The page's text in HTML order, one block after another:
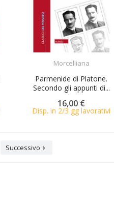
Morcelliana
Parmenide di Platone.
Secondo gli appunti di...
16,00 €
Disp. in 2/3 gg lavorativi
Successivo 